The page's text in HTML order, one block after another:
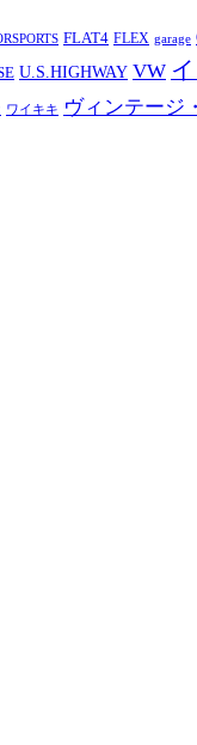
FLAT4 FLEX garage
U.S.HIGHWAY VW
ワイキキ ヴィンテージ